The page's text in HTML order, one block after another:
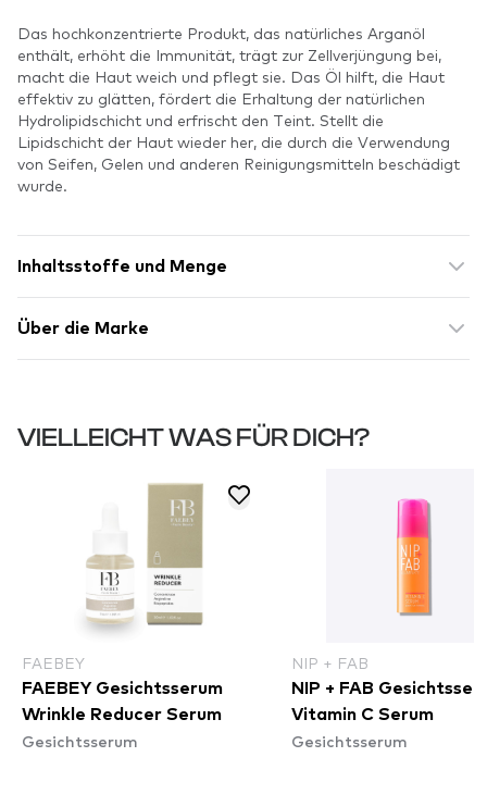
Das hochkonzentrierte Produkt, das natürliches Arganöl
enthält, erhöht die Immunität, trägt zur Zellverjüngung bei,
macht die Haut weich und pflegt sie. Das Öl hilft, die Haut
effektiv zu glätten, fördert die Erhaltung der natürlichen
Hydrolipidschicht und erfrischt den Teint. Stellt die
Lipidschicht der Haut wieder her, die durch die Verwendung
von Seifen, Gelen und anderen Reinigungsmitteln beschädigt
wurde.
Inhaltsstoffe und Menge
Über die Marke
VIELLEICHT WAS FÜR DICH?
FAEBEY
FAEBEY Gesichtsserum
Wrinkle Reducer Serum
Gesichtsserum
NIP + FAB
NIP + FAB
Vitamin C Serum
Gesichtsserum